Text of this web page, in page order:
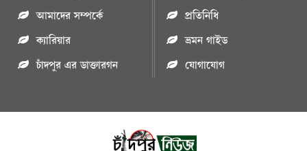
আমাদের সম্পর্কে
ক্যারিয়ার
চাঁদপুর এর ডাক্তারগন
প্রতিনিধি
ভ্রমন গাইড
যোগাযোগ